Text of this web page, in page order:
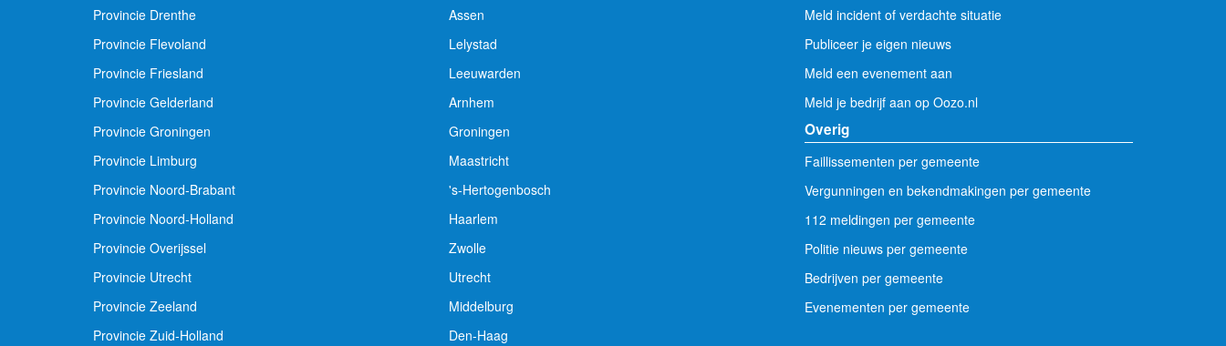
Provincie Drenthe
Provincie Flevoland
Provincie Friesland
Provincie Gelderland
Provincie Groningen
Provincie Limburg
Provincie Noord-Brabant
Provincie Noord-Holland
Provincie Overijssel
Provincie Utrecht
Provincie Zeeland
Provincie Zuid-Holland
Assen
Lelystad
Leeuwarden
Arnhem
Groningen
Maastricht
's-Hertogenbosch
Haarlem
Zwolle
Utrecht
Middelburg
Den-Haag
Meld incident of verdachte situatie
Publiceer je eigen nieuws
Meld een evenement aan
Meld je bedrijf aan op Oozo.nl
Overig
Faillissementen per gemeente
Vergunningen en bekendmakingen per gemeente
112 meldingen per gemeente
Politie nieuws per gemeente
Bedrijven per gemeente
Evenementen per gemeente